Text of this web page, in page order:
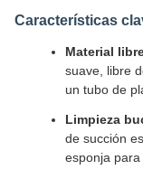
Características
Material
suave, libre
un tubo de
Limpieza
de succión
esponja